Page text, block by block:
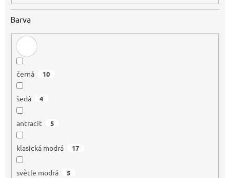
Barva
černá 10
šedá 4
antracit 5
klasická modrá 17
světle modrá 5